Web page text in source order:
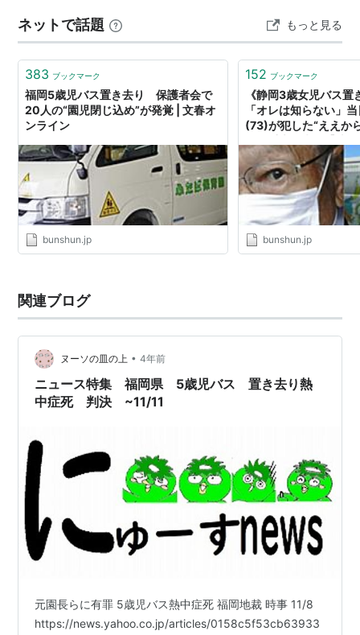
5f5bf5faf96f1…
ネットで話題 もっと見る
383 ブックマーク
福岡5歳児バス置き去り 保護者会で
20人の“園児閉じ込め”が発覚 | 文春オ
ンライン
bunshun.jp
152 ブックマーク
《静岡3歳女児バス置
「オレは知らない」
(73)が犯した“ええか
つの顔】 | 文春オンラ
bunshun.jp
関連ブログ
ヌーソの皿の上 • 4年前
ニュース特集 福岡県 5歳児バス 置き去り熱
中症死 判決 ~11/11
元園長らに有罪 5歳児バス熱中症死 福岡地裁 時事 11/8
https://news.yahoo.co.jp/articles/0158c5f53cb63933